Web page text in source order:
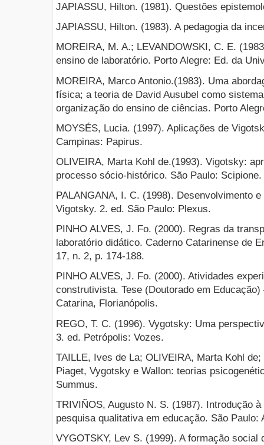
JAPIASSU, Hilton. (1981). Questões
JAPIASSU, Hilton. (1983). A pedagogia da
MOREIRA, M. A.; LEVANDOWSKI, C. E.
ensino de laboratório. Porto Alegre: Ed. da
MOREIRA, Marco Antonio.(1983). Uma
física; a teoria de David Ausubel como
organização do ensino de ciências. Porto
MOYSÉS, Lucia. (1997). Aplicações de
Campinas: Papirus.
OLIVEIRA, Marta Kohl de.(1993). Vigotsky:
processo sócio-histórico. São Paulo: Scipione.
PALANGANA, I. C. (1998). Desenvolvimento
Vigotsky. 2. ed. São Paulo: Plexus.
PINHO ALVES, J. Fo. (2000). Regras da
laboratório didático. Caderno Catarinense de
17, n. 2, p. 174-188.
PINHO ALVES, J. Fo. (2000). Atividades
construtivista. Tese (Doutorado em
Catarina, Florianópolis.
REGO, T. C. (1996). Vygotsky: Uma
3. ed. Petrópolis: Vozes.
TAILLE, Ives de La; OLIVEIRA, Marta Kohl
Piaget, Vygotsky e Wallon: teorias
Summus.
TRIVIÑOS, Augusto N. S. (1987). Introdução
pesquisa qualitativa em educação. São Paulo:
VYGOTSKY, Lev S. (1999). A formação